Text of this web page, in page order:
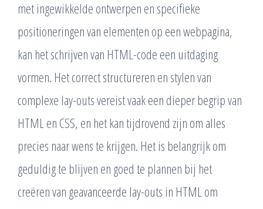
met ingewikkelde ontwerpen en specifieke
positioneringen van elementen op een webpagina,
kan het schrijven van HTML-code een uitdaging
vormen. Het correct structureren en stylen van
complexe lay-outs vereist vaak een dieper begrip van
HTML en CSS, en het kan tijdrovend zijn om alles
precies naar wens te krijgen. Het is belangrijk om
geduldig te blijven en goed te plannen bij het
creëren van geavanceerde lay-outs in HTML om